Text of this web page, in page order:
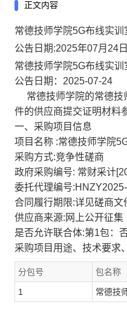
正文内容
常德技师学院5G布线实
公告日期:2025年07月24日
常德技师学院5G布线实
公告日期：2025-07-24
常德技师学院的常德技
件的供应商提交证明材料
一、采购项目信息
项目名称 :常德技师学院
采购方式:竞争性磋商
政府采购编号: 常财采计
委托代理编号
合同履行期限:详见磋商文
供应商来源:网上公开征集
是否允许联合体:第1包：
采购项目用途、技术要求
分包号 包名称
1 常德技